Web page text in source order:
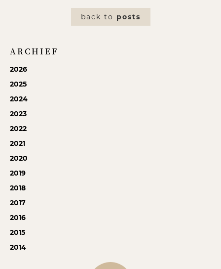
back to posts
ARCHIEF
2026
2025
2024
2023
2022
2021
2020
2019
2018
2017
2016
2015
2014